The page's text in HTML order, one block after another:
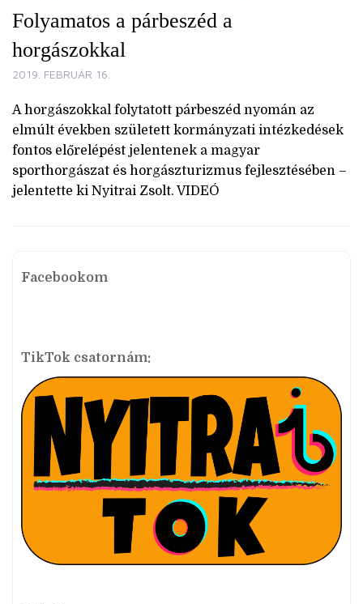
Folyamatos a párbeszéd a
horgászokkal
2019. FEBRUÁR 16.
A horgászokkal folytatott párbeszéd nyomán az
elmúlt években született kormányzati intézkedések
fontos előrelépést jelentenek a magyar
sporthorgászat és horgászturizmus fejlesztésében –
jelentette ki Nyitrai Zsolt. VIDEÓ
Facebookom
TikTok csatornám: